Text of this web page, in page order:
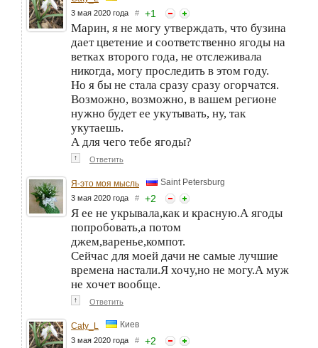
3 мая 2020 года # +1
Марин, я не могу утверждать, что бузина
дает цветение и соответственно ягоды на
ветках второго года, не отслеживала
никогда, могу проследить в этом году.
Но я бы не стала сразу сразу огорчатся.
Возможно, возможно, в вашем регионе
нужно будет ее укутывать, ну, так
укутаешь.
А для чего тебе ягоды?
↑ Ответить
Я-это моя мысль Saint Petersburg
3 мая 2020 года # +2
Я ее не укрывала,как и красную.А ягоды
попробовать,а потом
джем,варенье,компот.
Сейчас для моей дачи не самые лучшие
времена настали.Я хочу,но не могу.А муж
не хочет вообще.
↑ Ответить
Caty_L Киев
3 мая 2020 года # +2